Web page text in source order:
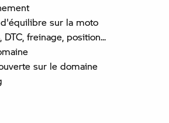
sur la moto
freinage, position...
sur le domaine